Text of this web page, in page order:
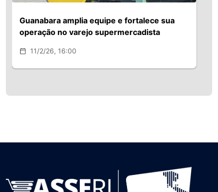
Guanabara amplia equipe e fortalece sua
operação no varejo supermercadista
11/2/26, 16:00